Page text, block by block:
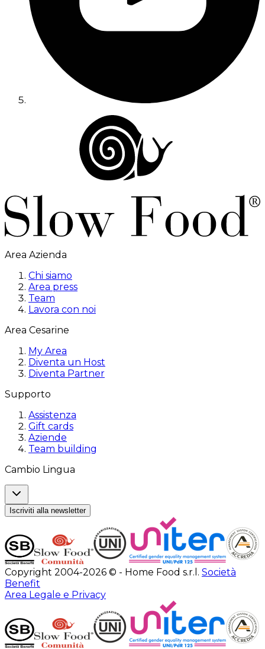
Area Azienda
Chi siamo
Area press
Team
Lavora con noi
Area Cesarine
My Area
Diventa un Host
Diventa Partner
Supporto
Assistenza
Gift cards
Aziende
Team building
Cambio Lingua
Iscriviti alla newsletter
Copyright 2004-2026 © - Home Food s.r.l. Società
Benefit
Area Legale e Privacy